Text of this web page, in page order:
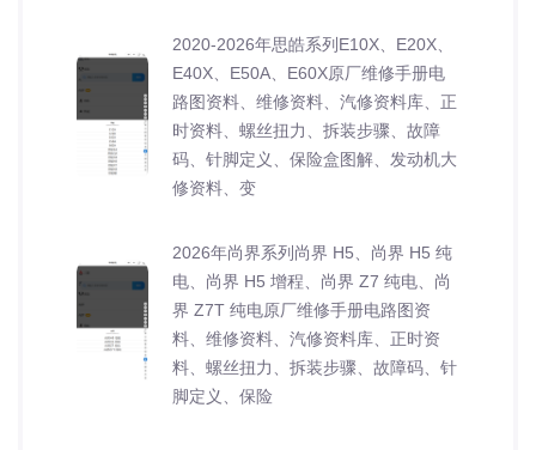
2020-2026年思皓系列E10X、E20X、
E40X、E50A、E60X原厂维修手册电
路图资料、维修资料、汽修资料库、正
时资料、螺丝扭力、拆装步骤、故障
码、针脚定义、保险盒图解、发动机大
修资料、变
2026年尚界系列尚界 H5、尚界 H5 纯
电、尚界 H5 增程、尚界 Z7 纯电、尚
界 Z7T 纯电原厂维修手册电路图资
料、维修资料、汽修资料库、正时资
料、螺丝扭力、拆装步骤、故障码、针
脚定义、保险